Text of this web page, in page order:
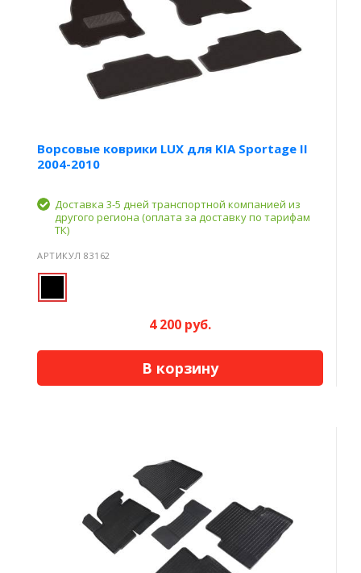
Ворсовые коврики LUX для KIA Sportage II
2004-2010
Доставка 3-5 дней транспортной компанией из
другого региона (оплата за доставку по тарифам
ТК)
АРТИКУЛ 83162
4 200 руб.
В корзину